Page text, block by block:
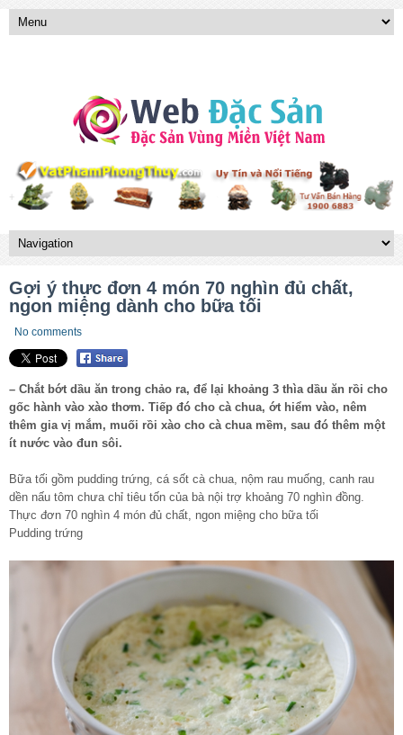
Gợi ý thực đơn 4 món 70 nghìn đủ chất,
ngon miệng dành cho bữa tối
No comments
– Chắt bớt dầu ăn trong chảo ra, để lại khoảng 3 thìa dầu ăn rồi cho
gốc hành vào xào thơm. Tiếp đó cho cà chua, ớt hiểm vào, nêm
thêm gia vị mắm, muối rồi xào cho cà chua mềm, sau đó thêm một
ít nước vào đun sôi.
Bữa tối gồm pudding trứng, cá sốt cà chua, nộm rau muống, canh rau
dền nấu tôm chưa chỉ tiêu tốn của bà nội trợ khoảng 70 nghìn đồng.
Thực đơn 70 nghìn 4 món đủ chất, ngon miệng cho bữa tối
Pudding trứng